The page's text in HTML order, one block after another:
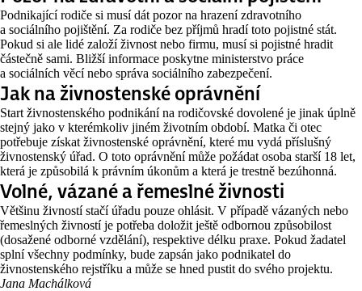
Podnikající rodiče si musí dát pozor na hrazení zdravotního
a sociálního pojištění. Za rodiče bez příjmů hradí toto pojistné stát.
Pokud si ale lidé založí živnost nebo firmu, musí si pojistné hradit
částečně sami. Bližší informace poskytne ministerstvo práce
a sociálních věcí nebo správa sociálního zabezpečení.
Jak na živnostenské oprávnění
Start živnostenského podnikání na rodičovské dovolené je jinak úplně
stejný jako v kterémkoliv jiném životním období. Matka či otec
potřebuje získat živnostenské oprávnění, které mu vydá příslušný
živnostenský úřad. O toto oprávnění může požádat osoba starší 18 let,
která je způsobilá k právním úkonům a která je trestně bezúhonná.
Volné, vázané a řemeslné živnosti
Většinu živností stačí úřadu pouze ohlásit. V případě vázaných nebo
řemeslných živností je potřeba doložit ještě odbornou způsobilost
(dosažené odborné vzdělání), respektive délku praxe. Pokud žadatel
splní všechny podmínky, bude zapsán jako podnikatel do
živnostenského rejstříku a může se hned pustit do svého projektu.
Jana Machálková